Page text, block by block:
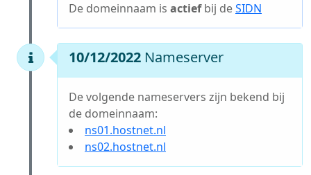
De domeinnaam is actiefbij deSIDN
10/12/2022 Nameserver
De volgende nameservers zijn bekend bij
de domeinnaam:
ns01.hostnet.nl
ns02.hostnet.nl